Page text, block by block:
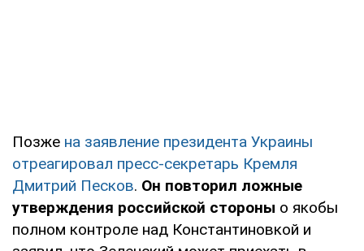
Позже на заявление президента Украины
отреагировал пресс-секретарь Кремля
Дмитрий Песков. Он повторил ложные
утверждения российской стороны о якобы
полном контроле над Константиновкой и